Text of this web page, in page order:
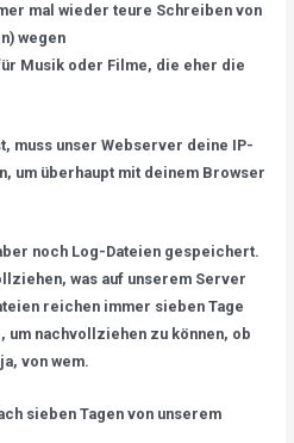
mal wieder teure Schreiben von
wegen
Musik oder Filme, die eher die
muss unser Webserver deine IP-
um überhaupt mit deinem Browser
noch Log-Dateien gespeichert.
was auf unserem Server
reichen immer sieben Tage
um nachvollziehen zu können, ob
von wem.
sieben Tagen von unserem